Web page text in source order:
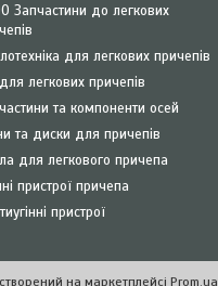
Запчастини до легкових
для легкових причепів
легкових причепів
та компоненти осей
та диски для причепів
для легкового причепа
пристрої причепа
пристрої
на маркетплейсі Prom.ua